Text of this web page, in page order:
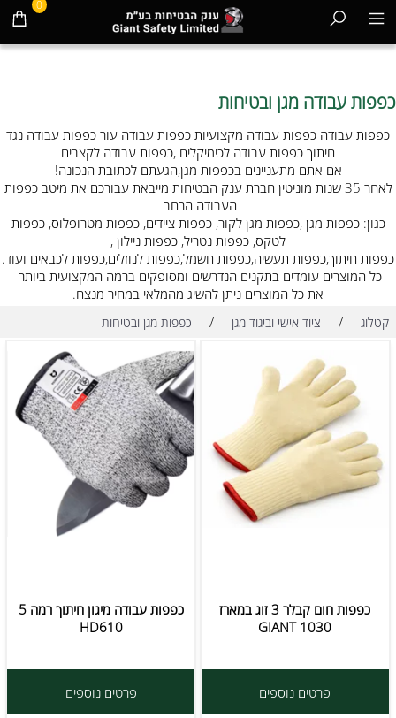
0
כפפות עבודה מגן ובטיחות
כפפות עבודה כפפות עבודה מקצועיות כפפות עבודה עור כפפות עבודה נגד
חיתוך כפפות עבודה לכימיקלים ,כפפות עבודה לקצבים
אם אתם מתעניינים בכפפות מגן,הגעתם לכתובת הנכונה!
לאחר 35 שנות מוניטין חברת ענק הבטיחות מייבאת עבורכם את מיטב כפפות
העבודה הרחב
כגון: כפפות מגן ,כפפות מגן לקור, כפפות ציידים, כפפות מטרופלוס, כפפות
לטקס, כפפות נטריל, כפפות ניילון ,
כפפות חיתוך,כפפות תעשיה,כפפות חשמל,כפפות לנוזלים,כפפות לכבאים ועוד.
כל המוצרים עומדים בתקנים הנדרשים ומסופקים ברמה המקצועית ביותר
את כל המוצרים ניתן להשיג מהמלאי במחיר מנצח.
קטלוג / ציוד אישי וביגוד מגן / כפפות מגן ובטיחות
כפפות חום קבלר 3 זוג במארז
GIANT 1030
פרטים נוספים
כפפות עבודה מיגון חיתוך רמה 5
HD610
פרטים נוספים